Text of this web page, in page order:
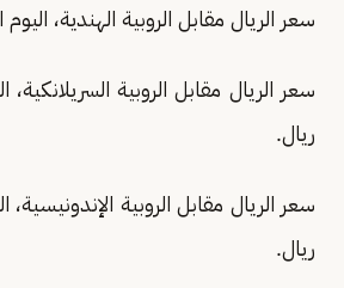
سعر الريال مقابل الروبية الهندية، اليوم الاثنين
ريال.
ريال.